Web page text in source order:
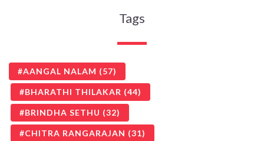
Tags
AANGAL NALAM (57)
BHARATHI THILAKAR (44)
BRINDHA SETHU (32)
CHITRA RANGARAJAN (31)